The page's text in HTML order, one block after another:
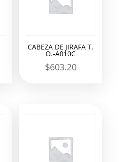
CABEZA DE JIRAFA T.
O.-A010C
$603.20